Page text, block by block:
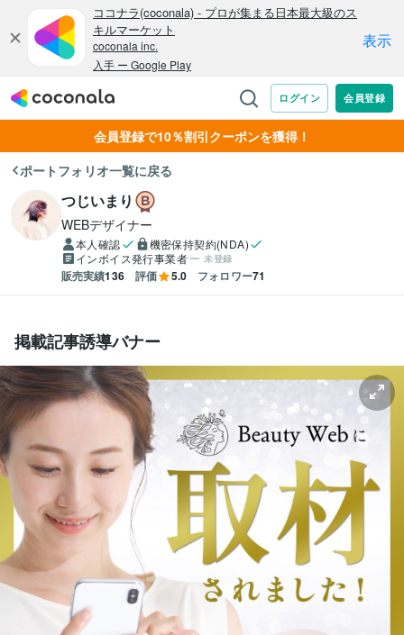
会員登録で10％割引クーポンを獲得！
ポートフォリオ一覧に戻る
つじいまり
WEBデザイナー
本人確認
機密保持契約(NDA)
インボイス発行事業者
未登録
販売実績136 評価 5.0 フォロワー71
掲載記事誘導バナー